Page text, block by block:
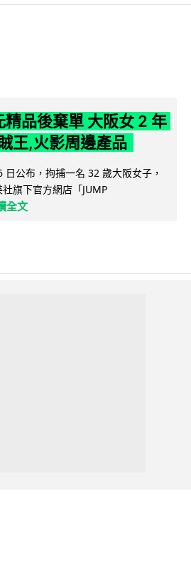
品後棄單 大阪女 2 年
王,火影周邊產品
日公布，拘捕一名 32 歲大阪女子，
旗下官方網店「JUMP
全文